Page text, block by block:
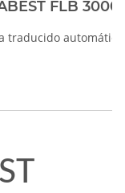
FLB
traducido